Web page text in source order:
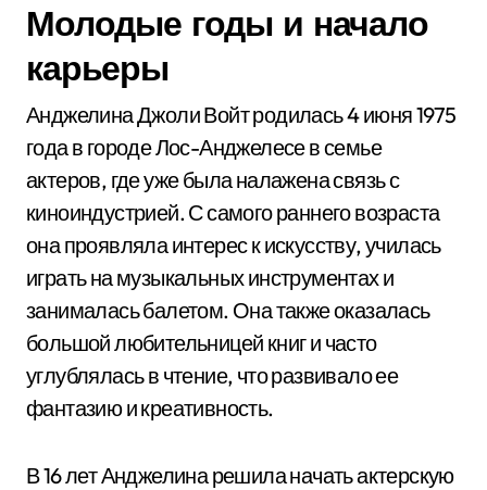
Молодые годы и начало
карьеры
Анджелина Джоли Войт родилась 4 июня 1975
года в городе Лос-Анджелесе в семье
актеров, где уже была налажена связь с
киноиндустрией. С самого раннего возраста
она проявляла интерес к искусству, училась
играть на музыкальных инструментах и
занималась балетом. Она также оказалась
большой любительницей книг и часто
углублялась в чтение, что развивало ее
фантазию и креативность.
В 16 лет Анджелина решила начать актерскую